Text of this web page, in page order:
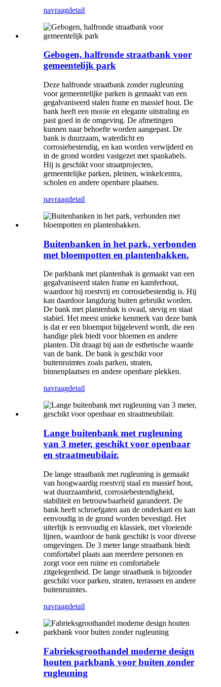
navraagdetail
Gebogen, halfronde straatbank voor
gemeentelijk park
Deze halfronde straatbank zonder rugleuning
voor gemeentelijke parken is gemaakt van een
gegalvaniseerd stalen frame en massief hout. De
bank heeft een mooie en elegante uitstraling en
past goed in de omgeving. De afmetingen
kunnen naar behoefte worden aangepast. De
bank is duurzaam, waterdicht en
corrosiebestendig, en kan worden verwijderd en
in de grond worden vastgezet met spankabels.
Hij is geschikt voor straatprojecten,
gemeentelijke parken, pleinen, winkelcentra,
scholen en andere openbare plaatsen.
navraagdetail
Buitenbanken in het park, verbonden
met bloempotten en plantenbakken.
De parkbank met plantenbak is gemaakt van een
gegalvaniseerd stalen frame en kamferhout,
waardoor hij roestvrij en corrosiebestendig is. Hij
kan daardoor langdurig buiten gebruikt worden.
De bank met plantenbak is ovaal, stevig en staat
stabiel. Het meest unieke kenmerk van deze bank
is dat er een bloempot bijgeleverd wordt, die een
handige plek biedt voor bloemen en andere
planten. Dit draagt ​​bij aan de esthetische waarde
van de bank. De bank is geschikt voor
buitenruimtes zoals parken, straten,
binnenplaatsen en andere openbare plekken.
navraagdetail
Lange buitenbank met rugleuning
van 3 meter, geschikt voor openbaar
en straatmeubilair.
De lange straatbank met rugleuning is gemaakt
van hoogwaardig roestvrij staal en massief hout,
wat duurzaamheid, corrosiebestendigheid,
stabiliteit en betrouwbaarheid garandeert. De
bank heeft schroefgaten aan de onderkant en kan
eenvoudig in de grond worden bevestigd. Het
uiterlijk is eenvoudig en klassiek, met vloeiende
lijnen, waardoor de bank geschikt is voor diverse
omgevingen. De 3 meter lange straatbank biedt
comfortabel plaats aan meerdere personen en
zorgt voor een ruime en comfortabele
zitgelegenheid. De lange straatbank is bijzonder
geschikt voor parken, straten, terrassen en andere
buitenruimtes.
navraagdetail
Fabrieksgroothandel moderne design
houten parkbank voor buiten zonder
rugleuning